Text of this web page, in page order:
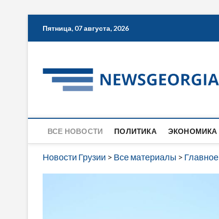
Пятница, 07 августа, 2026
ВСЕ НОВОСТИ ПОЛИТИКА ЭКОНОМИКА
Новости Грузии > Все материалы > Главное